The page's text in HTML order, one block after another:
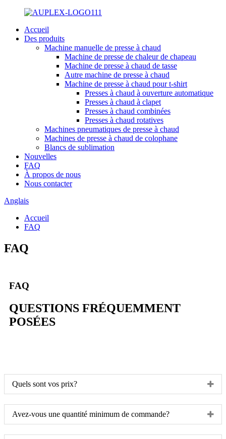
Accueil
Des produits
Machine manuelle de presse à chaud
Machine de presse de chaleur de chapeau
Machine de presse à chaud de tasse
Autre machine de presse à chaud
Machine de presse à chaud pour t-shirt
Presses à chaud à ouverture automatique
Presses à chaud à clapet
Presses à chaud combinées
Presses à chaud rotatives
Machines pneumatiques de presse à chaud
Machines de presse à chaud de colophane
Blancs de sublimation
Nouvelles
FAQ
À propos de nous
Nous contacter
Anglais
Accueil
FAQ
FAQ
FAQ
QUESTIONS FRÉQUEMMENT
POSÉES
Quels sont vos prix?
Avez-vous une quantité minimum de commande?